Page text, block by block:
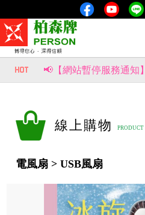
📢【網站暫停服務通知】
線上購物
電風扇 > USB風扇